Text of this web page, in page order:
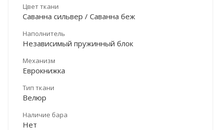
Цвет ткани
Саванна сильвер / Саванна беж
Наполнитель
Независимый пружинный блок
Механизм
Еврокнижка
Тип ткани
Велюр
Наличие бара
Нет